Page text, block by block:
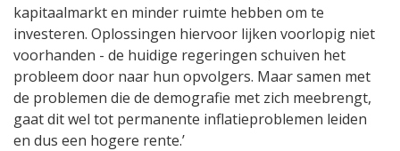
kapitaalmarkt en minder ruimte hebben om te
investeren. Oplossingen hiervoor lijken voorlopig niet
voorhanden - de huidige regeringen schuiven het
probleem door naar hun opvolgers. Maar samen met
de problemen die de demografie met zich meebrengt,
gaat dit wel tot permanente inflatieproblemen leiden
en dus een hogere rente.’